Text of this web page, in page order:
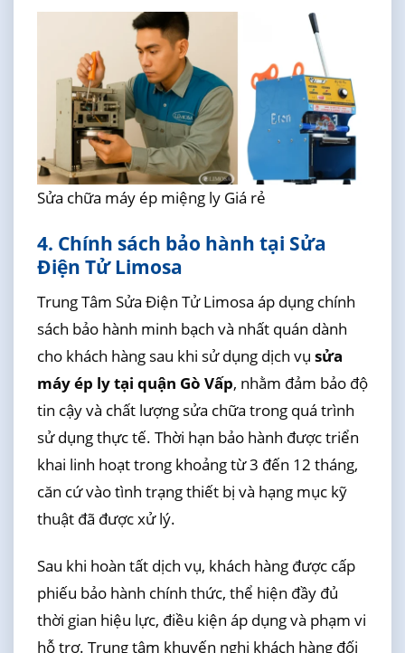
Sửa chữa máy ép miệng ly Giá rẻ
4. Chính sách bảo hành tại Sửa
Điện Tử Limosa
Trung Tâm Sửa Điện Tử Limosa áp dụng chính
sách bảo hành minh bạch và nhất quán dành
cho khách hàng sau khi sử dụng dịch vụ sửa
máy ép ly tại quận Gò Vấp, nhằm đảm bảo độ
tin cậy và chất lượng sửa chữa trong quá trình
sử dụng thực tế. Thời hạn bảo hành được triển
khai linh hoạt trong khoảng từ 3 đến 12 tháng,
căn cứ vào tình trạng thiết bị và hạng mục kỹ
thuật đã được xử lý.
Sau khi hoàn tất dịch vụ, khách hàng được cấp
phiếu bảo hành chính thức, thể hiện đầy đủ
thời gian hiệu lực, điều kiện áp dụng và phạm vi
hỗ trợ. Trung tâm khuyến nghị khách hàng đối